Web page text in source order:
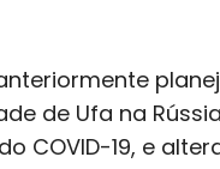
de Ufa na
COVID-19, e